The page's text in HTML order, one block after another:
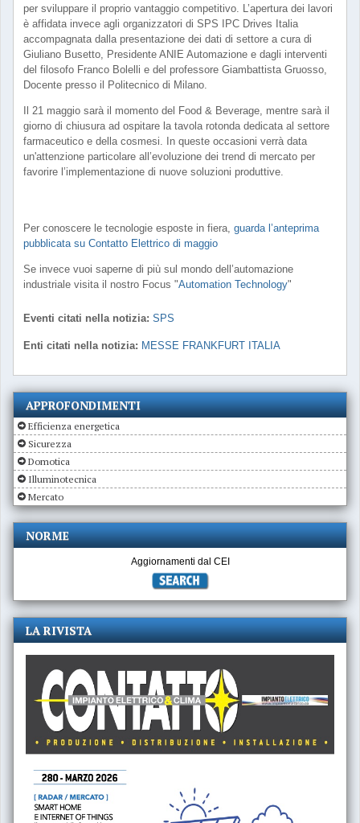
per sviluppare il proprio vantaggio competitivo. L’apertura dei lavori
è affidata invece agli organizzatori di SPS IPC Drives Italia
accompagnata dalla presentazione dei dati di settore a cura di
Giuliano Busetto, Presidente ANIE Automazione e dagli interventi
del filosofo Franco Bolelli e del professore Giambattista Gruosso,
Docente presso il Politecnico di Milano.
Il 21 maggio sarà il momento del Food & Beverage, mentre sarà il
giorno di chiusura ad ospitare la tavola rotonda dedicata al settore
farmaceutico e della cosmesi. In queste occasioni verrà data
un'attenzione particolare all’evoluzione dei trend di mercato per
favorire l’implementazione di nuove soluzioni produttive.
Per conoscere le tecnologie esposte in fiera, guarda l’anteprima
pubblicata su Contatto Elettrico di maggio
Se invece vuoi saperne di più sul mondo dell’automazione
industriale visita il nostro Focus "Automation Technology"
Eventi citati nella notizia: SPS
Enti citati nella notizia: MESSE FRANKFURT ITALIA
APPROFONDIMENTI
Efficienza energetica
Sicurezza
Domotica
Illuminotecnica
Mercato
NORME
Aggiornamenti dal CEI
LA RIVISTA